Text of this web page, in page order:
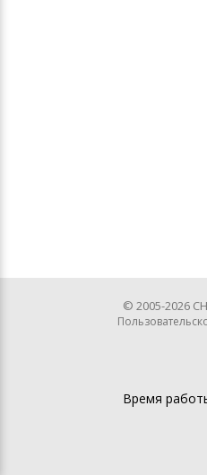
© 2005-2026
Время